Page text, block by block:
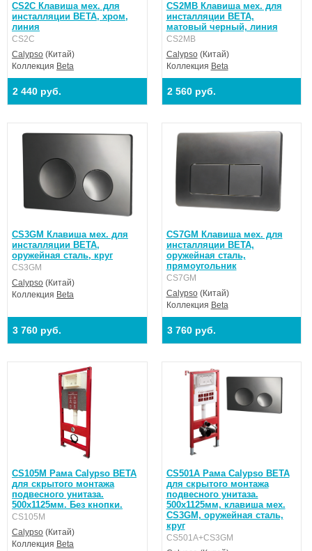
CS2C Клавиша мех. для
инсталляции BETA, хром,
линия
CS2C
Calypso (Китай)
Коллекция Beta
2 440 руб.
CS2MB Клавиша мех. для
инсталляции BETA,
матовый черный, линия
CS2MB
Calypso(Китай)
Коллекция Beta
2 560 руб.
CS3GM Клавиша мех. для
инсталляции BETA,
оружейная сталь, круг
CS3GM
Calypso (Китай)
Коллекция Beta
3 760 руб.
CS7GM Клавиша мех. для
инсталляции BETA,
оружейная сталь,
прямоугольник
CS7GM
Calypso(Китай)
Коллекция Beta
3 760 руб.
CS105M Рама Calypso BETA
для скрытого монтажа
подвесного унитаза.
500х1125мм. Без кнопки.
CS105M
Calypso (Китай)
Коллекция Beta
CS501A Рама Calypso BETA
для скрытого монтажа
подвесного унитаза.
500х1125мм, клавиша мех.
CS3GM, оружейная сталь,
круг
CS501A+CS3GM